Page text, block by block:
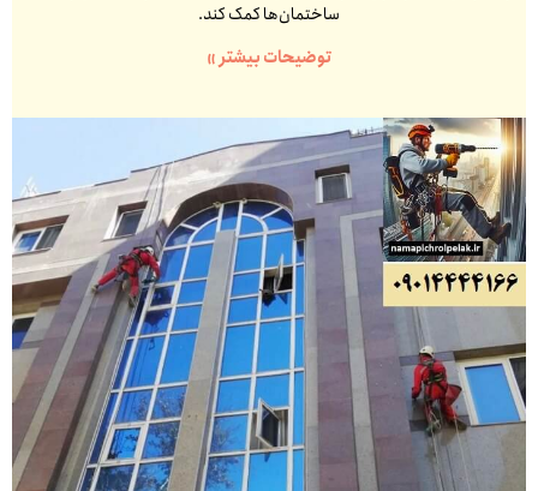
ساختمان‌ها کمک کند.
توضیحات بیشتر »